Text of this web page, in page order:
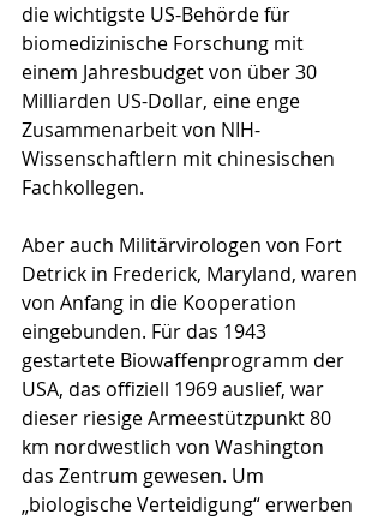
die wichtigste US-Behörde für
biomedizinische Forschung mit
einem Jahresbudget von über 30
Milliar­den US-Dollar, eine enge
Zusammenarbeit von NIH-
Wissenschaftlern mit chinesischen
Fachkollegen.
Aber auch Militärvirologen von Fort
Detrick in Frede­rick, Maryland, waren
von Anfang in die Kooperation
eingebunden. Für das 1943
gestartete Biowaffenpro­gramm der
USA, das offiziell 1969 auslief, war
dieser rie­sige Armeestützpunkt 80
km nordwestlich von Washing­­ton
das Zentrum gewesen. Um
„biologische Ver­­teidigung“ erwerben